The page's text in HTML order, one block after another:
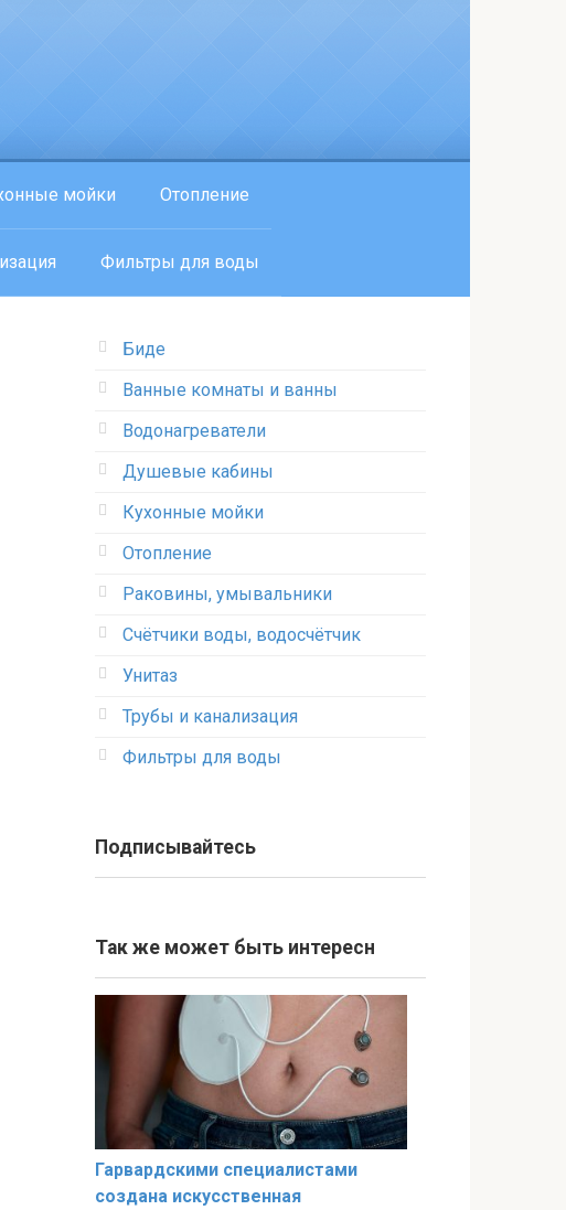
мойки Отопление
Фильтры для воды
Биде
Ванные комнаты и ванны
Водонагреватели
Душевые кабины
Кухонные мойки
Отопление
Раковины, умывальники
Счётчики воды, водосчётчик
Унитаз
Трубы и канализация
Фильтры для воды
Подписывайтесь
Так же может быть интересн
Гарвардскими специалистами
создана искусственная